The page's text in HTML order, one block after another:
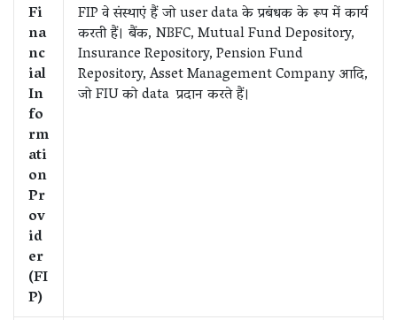
Fi
na
nc
ial
In
fo
rm
ati
on
Pr
ov
id
er
(FI
P)
FIP वे संस्थाएं हैं जो user data के प्रबंधक के रूप में कार्य
करती हैं। बैंक, NBFC, Mutual Fund Depository,
Insurance Repository, Pension Fund
Repository, Asset Management Company आदि,
जो FIU को data प्रदान करते हैं।